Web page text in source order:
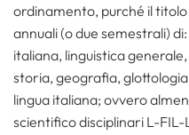
ordinamento, purché il
annuali (o due semestrali)
italiana, linguistica
storia, geografia,
lingua italiana; ovvero
scientifico disciplinari L-FIL-